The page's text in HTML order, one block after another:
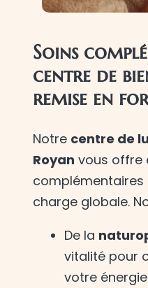
Soins
centre de
remise en
Notre centre de
Royan vous offre
complémentaires
charge globale.
De la
vitalité pour
votre